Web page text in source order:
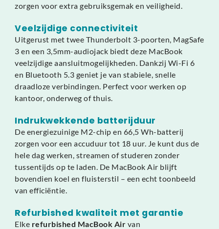
zorgen voor extra gebruiksgemak en veiligheid.
Veelzijdige connectiviteit
Uitgerust met twee Thunderbolt 3-poorten, MagSafe
3 en een 3,5mm-audiojack biedt deze MacBook
veelzijdige aansluitmogelijkheden. Dankzij Wi-Fi 6
en Bluetooth 5.3 geniet je van stabiele, snelle
draadloze verbindingen. Perfect voor werken op
kantoor, onderweg of thuis.
Indrukwekkende batterijduur
De energiezuinige M2-chip en 66,5 Wh-batterij
zorgen voor een accuduur tot 18 uur. Je kunt dus de
hele dag werken, streamen of studeren zonder
tussentijds op te laden. De MacBook Air blijft
bovendien koel en fluisterstil – een echt toonbeeld
van efficiëntie.
Refurbished kwaliteit met garantie
Elke refurbished MacBook Air van